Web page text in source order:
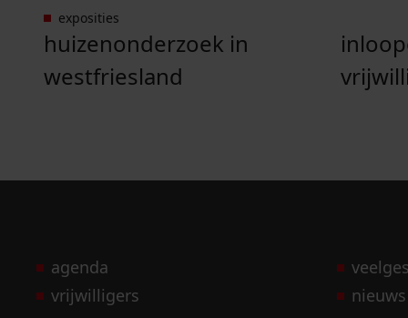
exposities
huizenonderzoek in
westfriesland
agenda
vrijwilligers
nieuws